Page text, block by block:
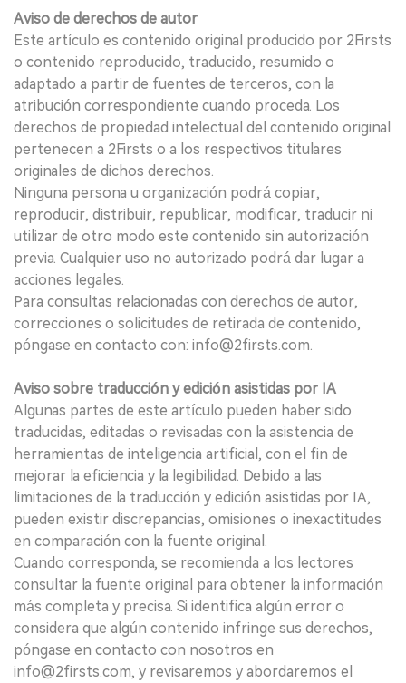
Aviso de derechos de autor
Este artículo es contenido original producido por 2Firsts
o contenido reproducido, traducido, resumido o
adaptado a partir de fuentes de terceros, con la
atribución correspondiente cuando proceda. Los
derechos de propiedad intelectual del contenido original
pertenecen a 2Firsts o a los respectivos titulares
originales de dichos derechos.
Ninguna persona u organización podrá copiar,
reproducir, distribuir, republicar, modificar, traducir ni
utilizar de otro modo este contenido sin autorización
previa. Cualquier uso no autorizado podrá dar lugar a
acciones legales.
Para consultas relacionadas con derechos de autor,
correcciones o solicitudes de retirada de contenido,
póngase en contacto con: info@2firsts.com.
Aviso sobre traducción y edición asistidas por IA
Algunas partes de este artículo pueden haber sido
traducidas, editadas o revisadas con la asistencia de
herramientas de inteligencia artificial, con el fin de
mejorar la eficiencia y la legibilidad. Debido a las
limitaciones de la traducción y edición asistidas por IA,
pueden existir discrepancias, omisiones o inexactitudes
en comparación con la fuente original.
Cuando corresponda, se recomienda a los lectores
consultar la fuente original para obtener la información
más completa y precisa. Si identifica algún error o
considera que algún contenido infringe sus derechos,
póngase en contacto con nosotros en
info@2firsts.com, y revisaremos y abordaremos el